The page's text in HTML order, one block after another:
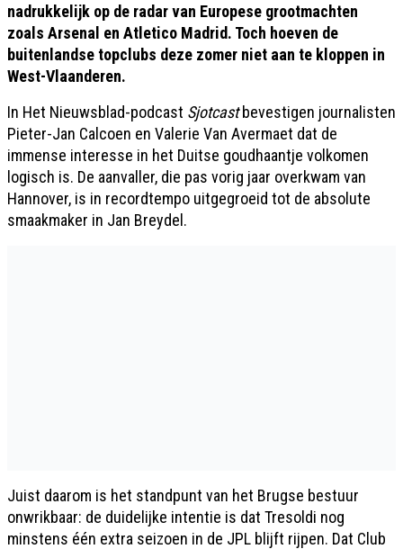
nadrukkelijk op de radar van Europese grootmachten
zoals Arsenal en Atletico Madrid. Toch hoeven de
buitenlandse topclubs deze zomer niet aan te kloppen in
West-Vlaanderen.
In Het Nieuwsblad-podcast Sjotcastbevestigen journalisten
Pieter-Jan Calcoen en Valerie Van Avermaet dat de
immense interesse in het Duitse goudhaantje volkomen
logisch is. De aanvaller, die pas vorig jaar overkwam van
Hannover, is in recordtempo uitgegroeid tot de absolute
smaakmaker in Jan Breydel.
Juist daarom is het standpunt van het Brugse bestuur
onwrikbaar: de duidelijke intentie is dat Tresoldi nog
minstens één extra seizoen in de JPL blijft rijpen. Dat Club